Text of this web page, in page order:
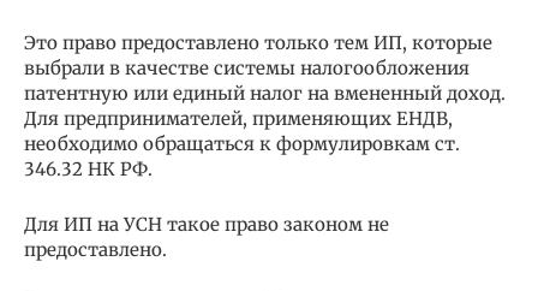
Это право предоставлено только тем ИП, которые
выбрали в качестве системы налогообложения
патентную или единый налог на вмененный доход.
Для предпринимателей, применяющих ЕНДВ,
необходимо обращаться к формулировкам ст.
346.32 НК РФ.
Для ИП на УСН такое право законом не
предоставлено.